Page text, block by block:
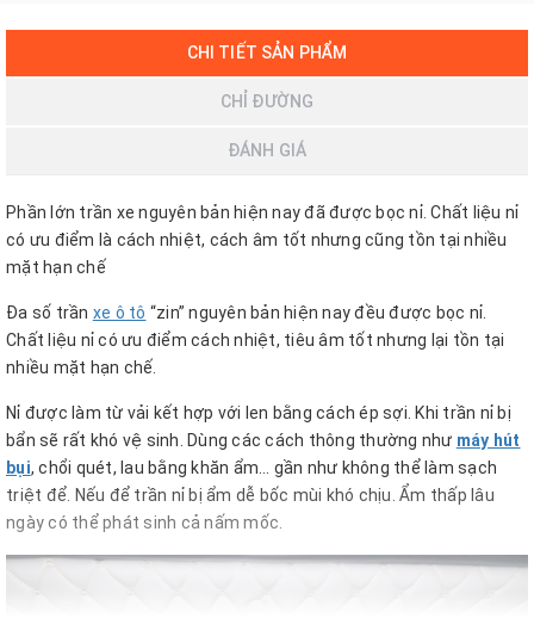
CHI TIẾT SẢN PHẨM
CHỈ ĐƯỜNG
ĐÁNH GIÁ
Phần lớn trần xe nguyên bản hiện nay đã được bọc nỉ. Chất liệu nỉ
có ưu điểm là cách nhiệt, cách âm tốt nhưng cũng tồn tại nhiều
mặt hạn chế
Đa số trần xe ô tô “zin” nguyên bản hiện nay đều được bọc nỉ.
Chất liệu nỉ có ưu điểm cách nhiệt, tiêu âm tốt nhưng lại tồn tại
nhiều mặt hạn chế.
Nỉ được làm từ vải kết hợp với len bằng cách ép sợi. Khi trần nỉ bị
bẩn sẽ rất khó vệ sinh. Dùng các cách thông thường như máy hút
bụi, chổi quét, lau bằng khăn ẩm… gần như không thể làm sạch
triệt để. Nếu để trần nỉ bị ẩm dễ bốc mùi khó chịu. Ẩm thấp lâu
ngày có thể phát sinh cả nấm mốc.